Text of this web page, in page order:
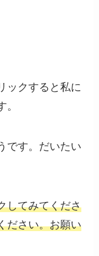
ックすると私に
です。だいたい
してみてくださ
ださい。お願い